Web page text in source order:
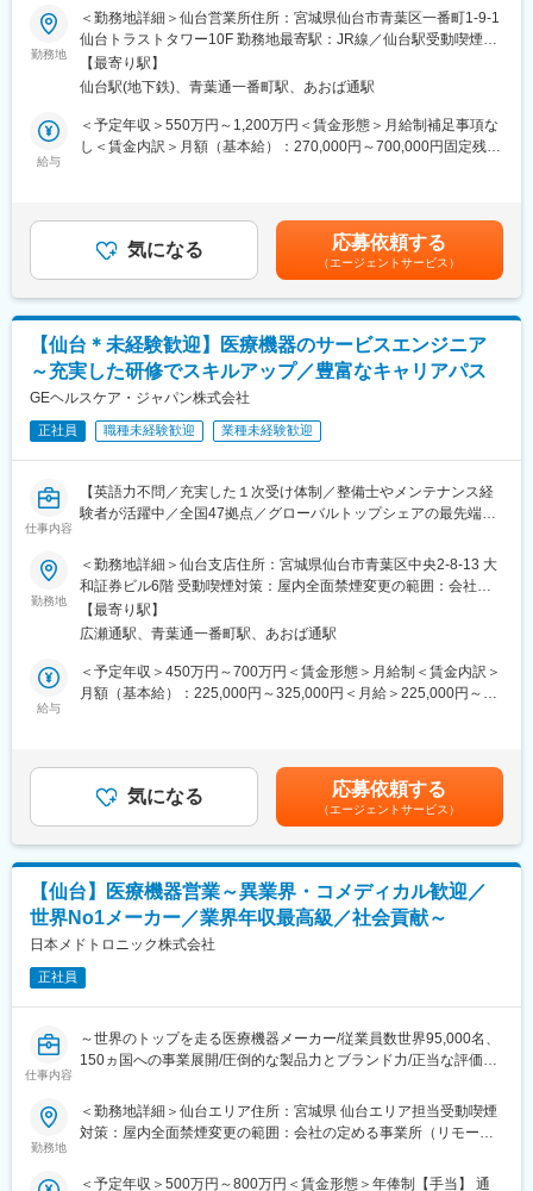
増員採用】
■業務内容：
医師や医療従事者に対して、当社製品の提案営業を行っていただ
きます。
＜具体的な業務例＞
・担当製品の提案、技術サポート（手術の立会いあり）
ど）
・各種学会への参加
リストとして、「この患者にはどのように使用するか」を医師に
提言しながら、販売を行うコンサルティングに近い営業スタイル
です。
＜担当エリア＞
東北6県をチームで担当しており、希望や組織状況を踏まえてエリ
アを確定します。
■PI事業部/担当製品について：
末梢血管治療領域：心臓・脳以外の血管疾患の治療に用いる製品
群となります。先端に治療機器がついたカテーテルを血管を経由
なった部分を広げる経皮的血管形成術（PTA）用バルーンカテー
テル、末梢血管拡張用メタリックステント、肺塞栓症を予防する
ために静脈内にできた血栓を捕獲する下大静脈フィルター、これ
らの機器を病変部に誘導するためのガイドワイヤー、ガイディン
音波診断用カテーテル）などがあります。
しており、今の仕事を続けたまま興味のある仕事を６ヵ月間体験
できる制度あるため、マネージャーだけでなくマーケティングや
管理部門など幅広いポジションにチャレンジできる環境がありま
す。
変更の範囲：会社の定める業務
勤務地
＜勤務地詳細＞仙台営業所住所：宮城県仙台市青葉区一番町1-9-1
仙台トラストタワー10F 勤務地最寄駅：JR線／仙台駅受動喫煙対
策：屋内全面禁煙変更の範囲：会社の定める事業所（リモートワ
ーク含む）
【最寄り駅】
仙台駅(地下鉄)、青葉通一番町駅、あおば通駅
給与
＜予定年収＞550万円～1,200万円＜賃金形態＞月給制補足事項な
し＜賃金内訳＞月額（基本給）：270,000円～700,000円固定残業
給与補足＞※上記は、セールスインセンティブのターゲット金額を
含めた理論年収となります。セールスインセンティブは個人業績
により算定されます。※具体的な年収金額については能力・経験等
を考慮して決定・提示いたします。賃金はあくまでも目安の金額
であり、選考を通じて上下する可能性があります。月給(月額)は固
定手当を含めた表記です。
気になる 応募依頼する
（エージェントサービス）
【仙台＊未経験歓迎】医療機器のサービスエンジニア
～充実した研修でスキルアップ／豊富なキャリアパス
GEヘルスケア・ジャパン株式会社
正社員 職種未経験歓迎 業種未経験歓迎
仕事内容
【英語力不問／充実した１次受け体制／整備士やメンテナンス経
験者が活躍中／全国47拠点／グローバルトップシェアの最先端医
■業務内容：
医療画像診断装置（CT,MRI）、超音波診断装置や麻酔器
（LCS）、生体モニターを展開する同社のサービスステーション
の一員として、下記のような業務をお任せします。
・医療装置の保守 修理、点検等メンテナンス
・機器導入後の技術支援や購入前後のサポート
・技術的な問い合わせ対応
■就業環境：年間を通しての残業時間は平均して30～40時間とな
っており、夜間の対応につきましては月1, 2回のペースです。一次
対応はコールセンターが行い、現場での対応が必要な場合のみ、
を求められることはありません。
■サポート体制：不明な点は本部アプリケーションエンジニアおよ
びテクニカルサポートエンジニアがいるため、最初は専門的な知
識はそこまで持っていなくても大丈夫です。スキルを備えたあと
は土日（当番制）に呼び出しはありますが一次対応はコールセン
ターが行い、現場での対応が必要な場合のみ、出勤します。また
呼び出し手当、待機手当、時間外出勤手当などはしっかり完備さ
れております。
■研修制度：各営業所の先輩社員とOJT形式で半年～1年程度かけ
て育成を行います。過去にも未経験の方も多く入社していますの
■長期的な就業可能：現在は勤続年数20年と在籍している方も多
数おり年齢層も20歳～50歳とバランスよく活躍しています。自己
る環境です。
勤務地
＜勤務地詳細＞仙台支店住所：宮城県仙台市青葉区中央2-8-13 大
和証券ビル6階 受動喫煙対策：屋内全面禁煙変更の範囲：会社の
定める事業所（リモートワーク含む）
【最寄り駅】
広瀬通駅、青葉通一番町駅、あおば通駅
給与
＜予定年収＞450万円～700万円＜賃金形態＞月給制＜賃金内訳＞
月額（基本給）：225,000円～325,000円＜月給＞225,000円～
までも目安の金額であり、選考を通じて上下する可能性がありま
す。月給(月額)は固定手当を含めた表記です。賃金はあくまでも目
安の金額であり、選考を通じて上下する可能性があります。月給
(月額)は固定手当を含めた表記です。
気になる 応募依頼する
（エージェントサービス）
【仙台】医療機器営業～異業界・コメディカル歓迎／
世界No1メーカー／業界年収最高級／社会貢献～
日本メドトロニック株式会社
正社員
仕事内容
～世界のトップを走る医療機器メーカー/従業員数世界95,000名、
150ヵ国への事業展開/圧倒的な製品力とブランド力/正当な評価体
いう社会貢献度～
勤務地
＜勤務地詳細＞仙台エリア住所：宮城県 仙台エリア担当受動喫煙
対策：屋内全面禁煙変更の範囲：会社の定める事業所（リモート
＜予定年収＞500万円～800万円＜賃金形態＞年俸制【手当】 通